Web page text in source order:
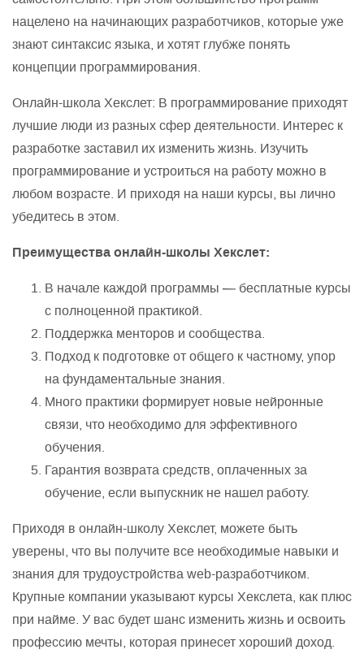
нацелено на начинающих разработчиков, которые уже
знают синтаксис языка, и хотят глубже понять
концепции программирования.
Онлайн-школа Хекслет: В программирование приходят
лучшие люди из разных сфер деятельности. Интерес к
разработке заставил их изменить жизнь. Изучить
программирование и устроиться на работу можно в
любом возрасте. И приходя на наши курсы, вы лично
убедитесь в этом.
Преимущества онлайн-школы Хекслет:
В начале каждой программы — бесплатные курсы
с полноценной практикой.
Поддержка менторов и сообщества.
Подход к подготовке от общего к частному, упор
на фундаментальные знания.
Много практики формирует новые нейронные
связи, что необходимо для эффективного
обучения.
Гарантия возврата средств, оплаченных за
обучение, если выпускник не нашел работу.
Приходя в онлайн-школу Хекслет, можете быть
уверены, что вы получите все необходимые навыки и
знания для трудоустройства web-разработчиком.
Крупные компании указывают курсы Хекслета, как плюс
при найме. У вас будет шанс изменить жизнь и освоить
профессию мечты, которая принесет хороший доход.